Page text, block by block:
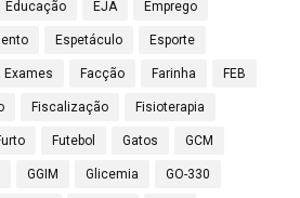
Educação EJA Emprego
Espetáculo Esporte
Exames Facção Farinha FEB
Fiscalização Fisioterapia
Futebol Gatos GCM
GGIM Glicemia GO-330